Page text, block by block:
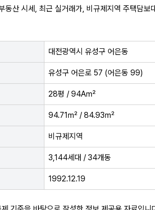
산 시세, 최근 실거래가, 비규제지역 주택담보
대전광역시 유성구 어은동
유성구 어은로 57 (어은동 99)
28평 / 94A㎡
94.71㎡ / 84.93㎡
비규제지역
3,144세대 / 34개동
1992.12.19